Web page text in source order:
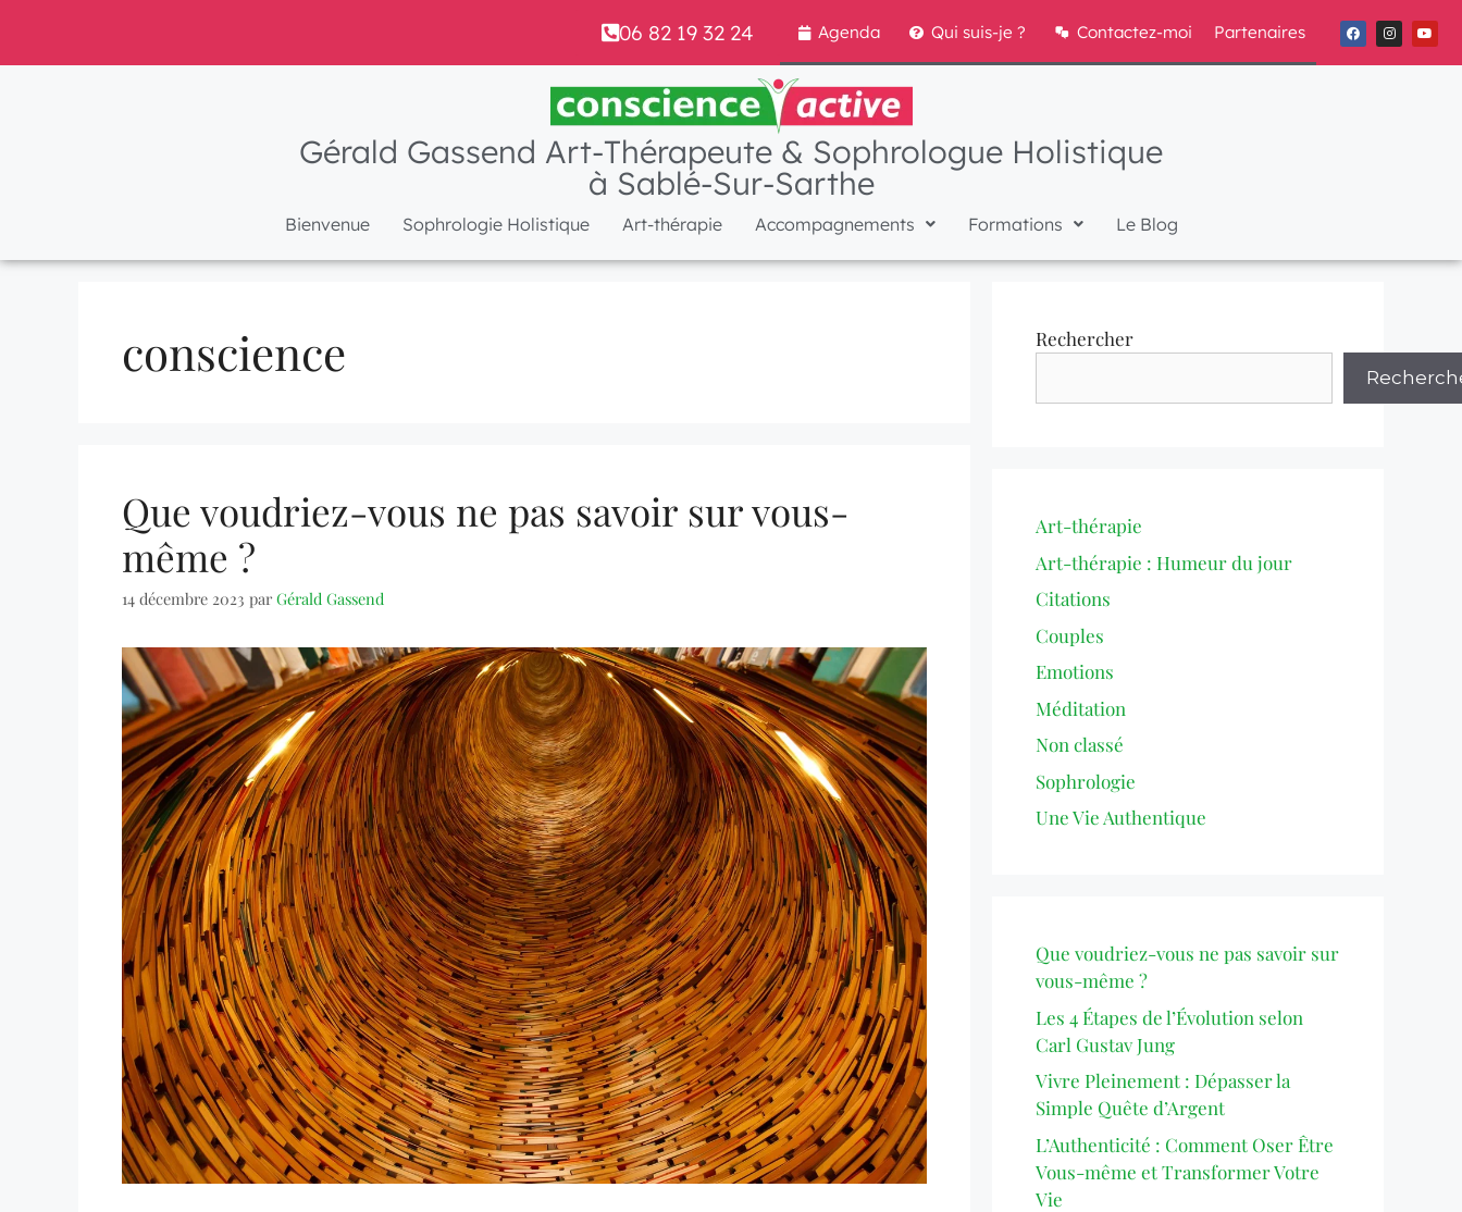
Agenda Qui suis-je ? Contactez-moi Partenaires
06 82 19 32 24
Gérald Gassend Art-Thérapeute & Sophrologue Holistique
à Sablé-Sur-Sarthe
Bienvenue Sophrologie Holistique Art-thérapie Accompagnements Formations Le Blog
conscience
Que voudriez-vous ne pas savoir sur vous-
même ?
14 décembre 2023 par Gérald Gassend
Rechercher
Art-thérapie
Art-thérapie : Humeur du jour
Citations
Couples
Emotions
Méditation
Non classé
Sophrologie
Une Vie Authentique
Que voudriez-vous ne pas savoir sur
vous-même ?
Les 4 Étapes de l’Évolution selon
Carl Gustav Jung
Vivre Pleinement : Dépasser la
Simple Quête d’Argent
L’Authenticité : Comment Oser Être
Vous-même et Transformer Votre
Vie